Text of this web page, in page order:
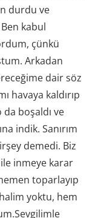
durdu ve
kabul
çünkü
Arkadan
dair söz
havaya kaldırıp
boşaldı ve
indik. Sanırım
demedi. Biz
inmeye karar
toparlayıp
yoktu, hem